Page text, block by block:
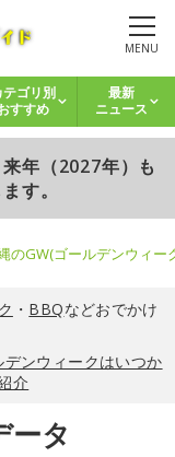
MENU
テゴリ別
すすめ
最新
ニュース
年（2027年）も
す。
のGW(ゴールデンウィ
・ BBQなどおでかけ
デンウィークはいつか
介
ータ